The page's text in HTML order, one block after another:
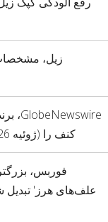
زیل،
کنف را (ژوئیه 2026) به پایان رساندند.
فوربس،
علف‌های هرز' تبدیل شود